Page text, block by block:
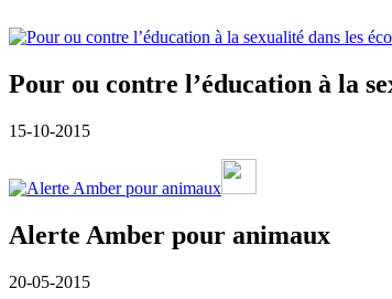
Pour ou contre l’éducation à la
15-10-2015
Alerte Amber pour animaux
20-05-2015